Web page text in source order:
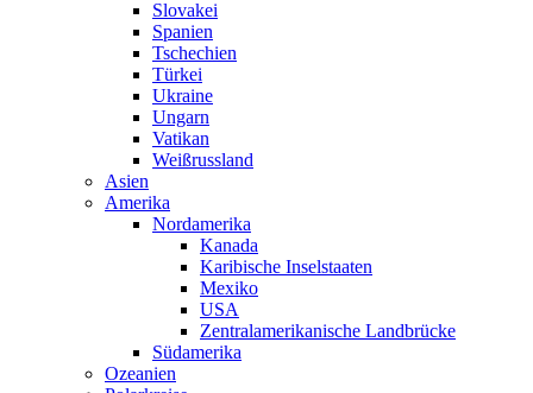
Slovakei
Spanien
Tschechien
Türkei
Ukraine
Ungarn
Vatikan
Weißrussland
Asien
Amerika
Nordamerika
Kanada
Karibische Inselstaaten
Mexiko
USA
Zentralamerikanische Landbrücke
Südamerika
Ozeanien